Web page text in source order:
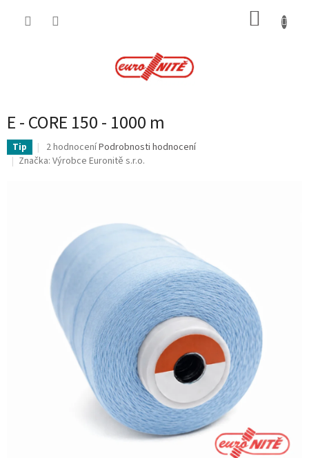
E - CORE 150 - 1000 m
Tip
Průměrné
hodnocení
hvězdiček.
2 hodnoceníPodrobnosti hodnocení
Značka: Výrobce Euronitě s.r.o.